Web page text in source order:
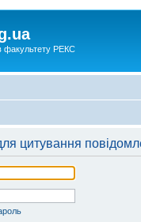
факультету РЕКС
цитування